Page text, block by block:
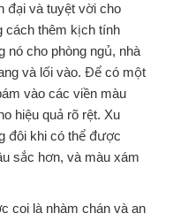
đại và tuyệt vời cho
cách thêm kịch tính
nó cho phòng ngủ, nhà
và lối vào. Để có một
vào các viền màu
hiệu quả rõ rệt. Xu
đôi khi có thể được
sắc hơn, và màu xám
coi là nhàm chán và an